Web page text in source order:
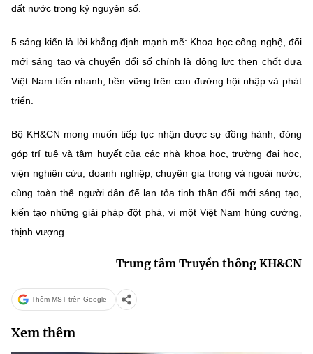
đất nước trong kỷ nguyên số.
5 sáng kiến là lời khẳng định mạnh mẽ: Khoa học công nghệ, đổi
mới sáng tạo và chuyển đổi số chính là động lực then chốt đưa
Việt Nam tiến nhanh, bền vững trên con đường hội nhập và phát
triển.
Bộ KH&CN mong muốn tiếp tục nhận được sự đồng hành, đóng
góp trí tuệ và tâm huyết của các nhà khoa học, trường đại học,
viện nghiên cứu, doanh nghiệp, chuyên gia trong và ngoài nước,
cùng toàn thể người dân để lan tỏa tinh thần đổi mới sáng tạo,
kiến tạo những giải pháp đột phá, vì một Việt Nam hùng cường,
thịnh vượng.
Trung tâm Truyền thông KH&CN
Thêm MST trên Google
Xem thêm